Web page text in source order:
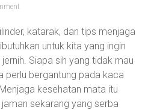
katarak, dan tips menjaga
untuk kita yang ingin
Siapa sih yang tidak mau
perlu bergantung pada kaca
kesehatan mata itu
sekarang yang serba